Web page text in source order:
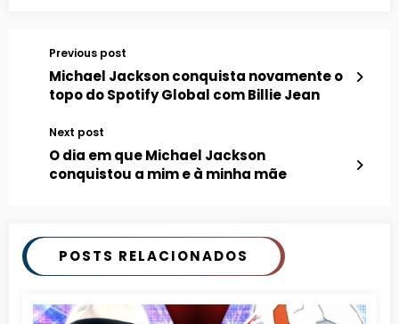
Previous post
Michael Jackson conquista novamente o
topo do Spotify Global com Billie Jean
Next post
O dia em que Michael Jackson
conquistou a mim e à minha mãe
POSTS RELACIONADOS